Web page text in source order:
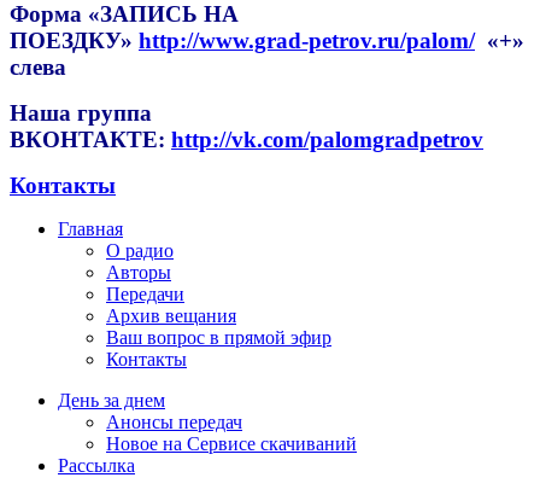
Форма «ЗАПИСЬ НА
ПОЕЗДКУ» http://www.grad-petrov.ru/palom/ «+»
слева
Наша группа
ВКОНТАКТЕ: http://vk.com/palomgradpetrov
Контакты
Главная
О радио
Авторы
Передачи
Архив вещания
Ваш вопрос в прямой эфир
Контакты
День за днем
Анонсы передач
Новое на Сервисе скачиваний
Рассылка